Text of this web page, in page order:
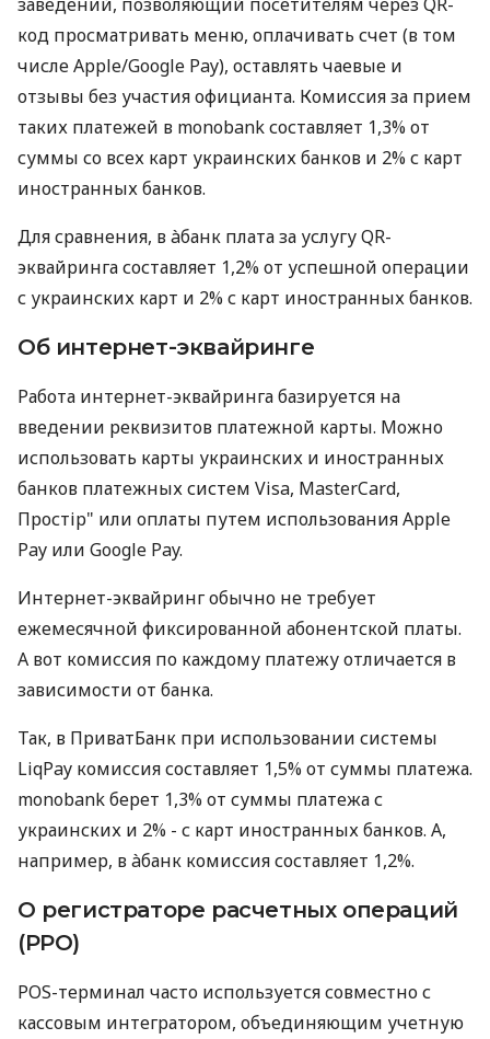
код просматривать меню, оплачивать счет (в том
числе Apple/Google Pay), оставлять чаевые и
отзывы без участия официанта. Комиссия за прием
таких платежей в monobank составляет 1,3% от
суммы со всех карт украинских банков и 2% с карт
иностранных банков.
Для сравнения, в àбанк плата за услугу QR-
эквайринга составляет 1,2% от успешной операции
с украинских карт и 2% с карт иностранных банков.
Об интернет-эквайринге
Работа интернет-эквайринга базируется на
введении реквизитов платежной карты. Можно
использовать карты украинских и иностранных
банков платежных систем Visa, MasterCard,
Простір" или оплаты путем использования Apple
Pay или Google Pay.
Интернет-эквайринг обычно не требует
ежемесячной фиксированной абонентской платы.
А вот комиссия по каждому платежу отличается в
зависимости от банка.
Так, в ПриватБанк при использовании системы
LiqPay комиссия составляет 1,5% от суммы платежа.
monobank берет 1,3% от суммы платежа с
украинских и 2% - с карт иностранных банков. А,
например, в àбанк комиссия составляет 1,2%.
О регистраторе расчетных операций
(РРО)
POS-терминал часто используется совместно с
кассовым интегратором, объединяющим учетную